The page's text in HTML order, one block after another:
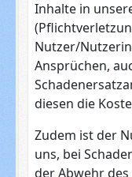
Inhalte in
Nutzer/
Ansprüchen,
diesen die
Zudem ist der
uns, bei
der Abwehr